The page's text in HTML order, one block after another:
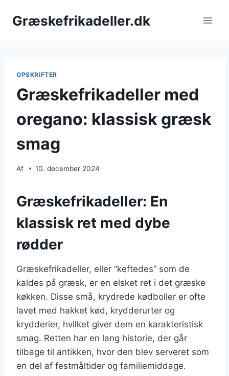
Græskefrikadeller.dk
OPSKRIFTER
Græskefrikadeller med
oregano: klassisk græsk
smag
Af 10. december 2024
Græskefrikadeller: En
klassisk ret med dybe
rødder
Græskefrikadeller, eller “keftedes” som de
kaldes på græsk, er en elsket ret i det græske
køkken. Disse små, krydrede kødboller er ofte
lavet med hakket kød, krydderurter og
krydderier, hvilket giver dem en karakteristisk
smag. Retten har en lang historie, der går
tilbage til antikken, hvor den blev serveret som
en del af festmåltider og familiemiddage.